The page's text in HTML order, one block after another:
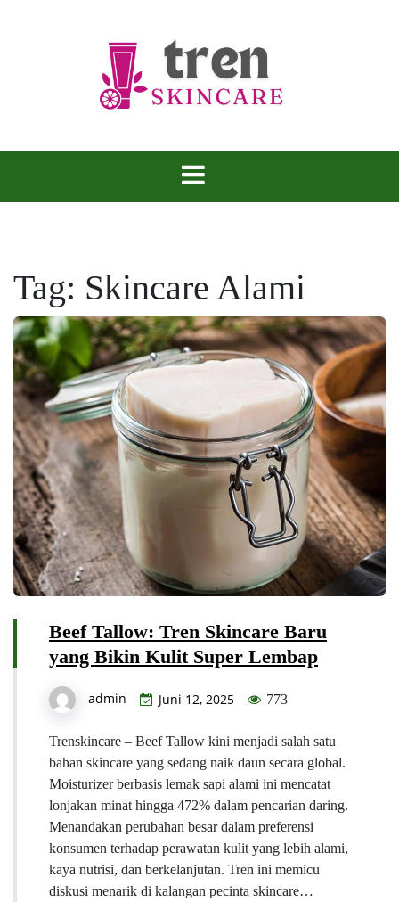
Tren Skincare
Tag: Skincare Alami
Beef Tallow: Tren Skincare Baru
yang Bikin Kulit Super Lembap
admin Juni 12, 2025 773
Trenskincare – Beef Tallow kini menjadi salah satu
bahan skincare yang sedang naik daun secara global.
Moisturizer berbasis lemak sapi alami ini mencatat
lonjakan minat hingga 472% dalam pencarian daring.
Menandakan perubahan besar dalam preferensi
konsumen terhadap perawatan kulit yang lebih alami,
kaya nutrisi, dan berkelanjutan. Tren ini memicu
diskusi menarik di kalangan pecinta skincare…